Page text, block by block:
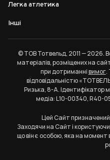
Легка атлетика
Інші
© ТОВ Тотвельд, 2011 — 2026.
матеріалів, розміщених на
при дотриманнівимог.
відповідальністю
Ризька, 8-А. Ідентифікатор
медіа: L10-00340, R40-
Цей Сайт призначений
Заходячи на Сайт і
що він є особою, яка на